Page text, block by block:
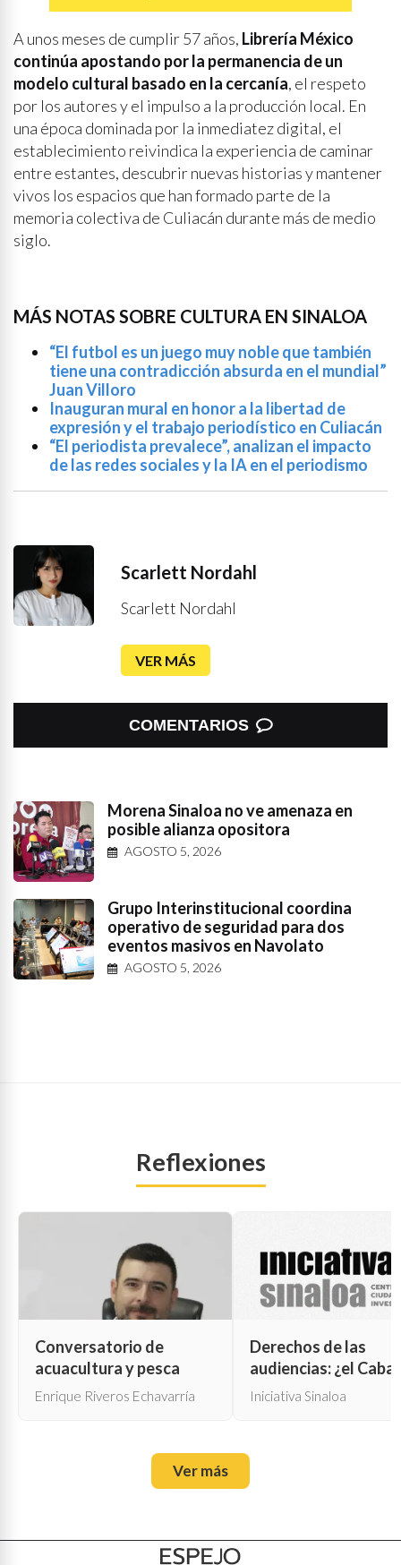
A unos meses de cumplir 57 años, Librería México
continúa apostando por la permanencia de un
modelo cultural basado en la cercanía, el respeto
por los autores y el impulso a la producción local. En
una época dominada por la inmediatez digital, el
establecimiento reivindica la experiencia de caminar
entre estantes, descubrir nuevas historias y mantener
vivos los espacios que han formado parte de la
memoria colectiva de Culiacán durante más de medio
siglo.
MÁS NOTAS SOBRE CULTURA EN SINALOA
“El futbol es un juego muy noble que también
tiene una contradicción absurda en el mundial”
Juan Villoro
Inauguran mural en honor a la libertad de
expresión y el trabajo periodístico en Culiacán
“El periodista prevalece”, analizan el impacto
de las redes sociales y la IA en el periodismo
Scarlett Nordahl
Scarlett Nordahl
VER MÁS
COMENTARIOS
Morena Sinaloa no ve amenaza en
posible alianza opositora
AGOSTO 5, 2026
Grupo Interinstitucional coordina
operativo de seguridad para dos
eventos masivos en Navolato
AGOSTO 5, 2026
Reflexiones
Conversatorio de
acuacultura y pesca
Enrique Riveros Echavarría
Derechos de las
audiencias: ¿el
de Troya para la
Iniciativa Sinaloa
Ver más